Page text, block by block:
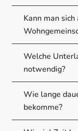
Kann man
Welche
notwendig?
Wie lange
bekomme?